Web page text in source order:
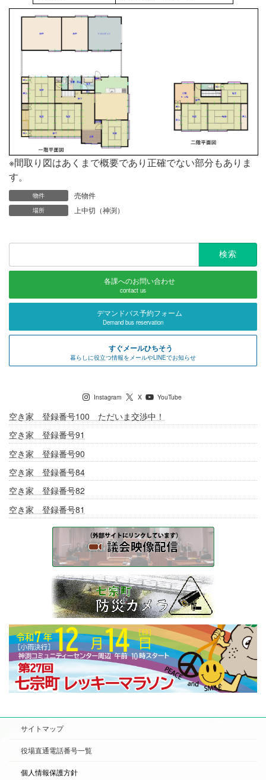
※間取り図はあくまで概要であり正確でない部分もありま
す。
物件 売物件
場所 上中切（神渕）
検
各課へのお問い合わせ
contact us
デマンドバス予約フォーム
Demand bus reservation
すぐメールひちそう
暮らしに役立つ情報をメールやLINEでお知らせ
Instagram X YouTube
空き家 登録番号100 ただいま交渉中！
空き家 登録番号91
空き家 登録番号90
空き家 登録番号84
空き家 登録番号82
空き家 登録番号81
サイトマップ
役場直通電話番号一覧
個人情報保護方針